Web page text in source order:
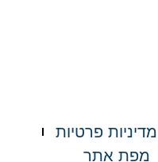
מדיניות פרטיות
מפת אתר